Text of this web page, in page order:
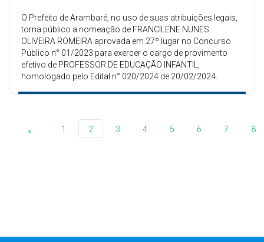
O Prefeito de Arambaré, no uso de suas atribuições legais,
torna público a nomeação de FRANCILENE NUNES
OLIVEIRA ROMEIRA aprovada em 27º lugar no Concurso
Público n° 01/2023 para exercer o cargo de provimento
efetivo de PROFESSOR DE EDUCAÇÃO INFANTIL,
homologado pelo Edital n° 020/2024 de 20/02/2024.
« 1 2 3 4 5 6 7 8